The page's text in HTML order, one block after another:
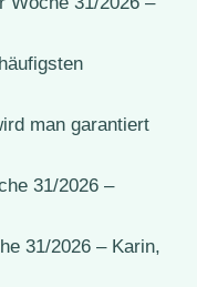
man garantiert
31/2026 –
31/2026 – Karin,